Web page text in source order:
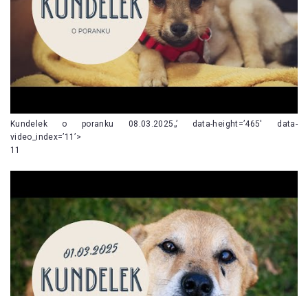
Kundelek o poranku 08.03.2025„’ data-height=’465′ data-
video_index=’11’>
11